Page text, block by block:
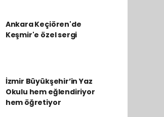
Ankara Keçiören'de
Keşmir'e özel sergi
İzmir Büyükşehir’in Yaz
Okulu hem eğlendiriyor
hem öğretiyor